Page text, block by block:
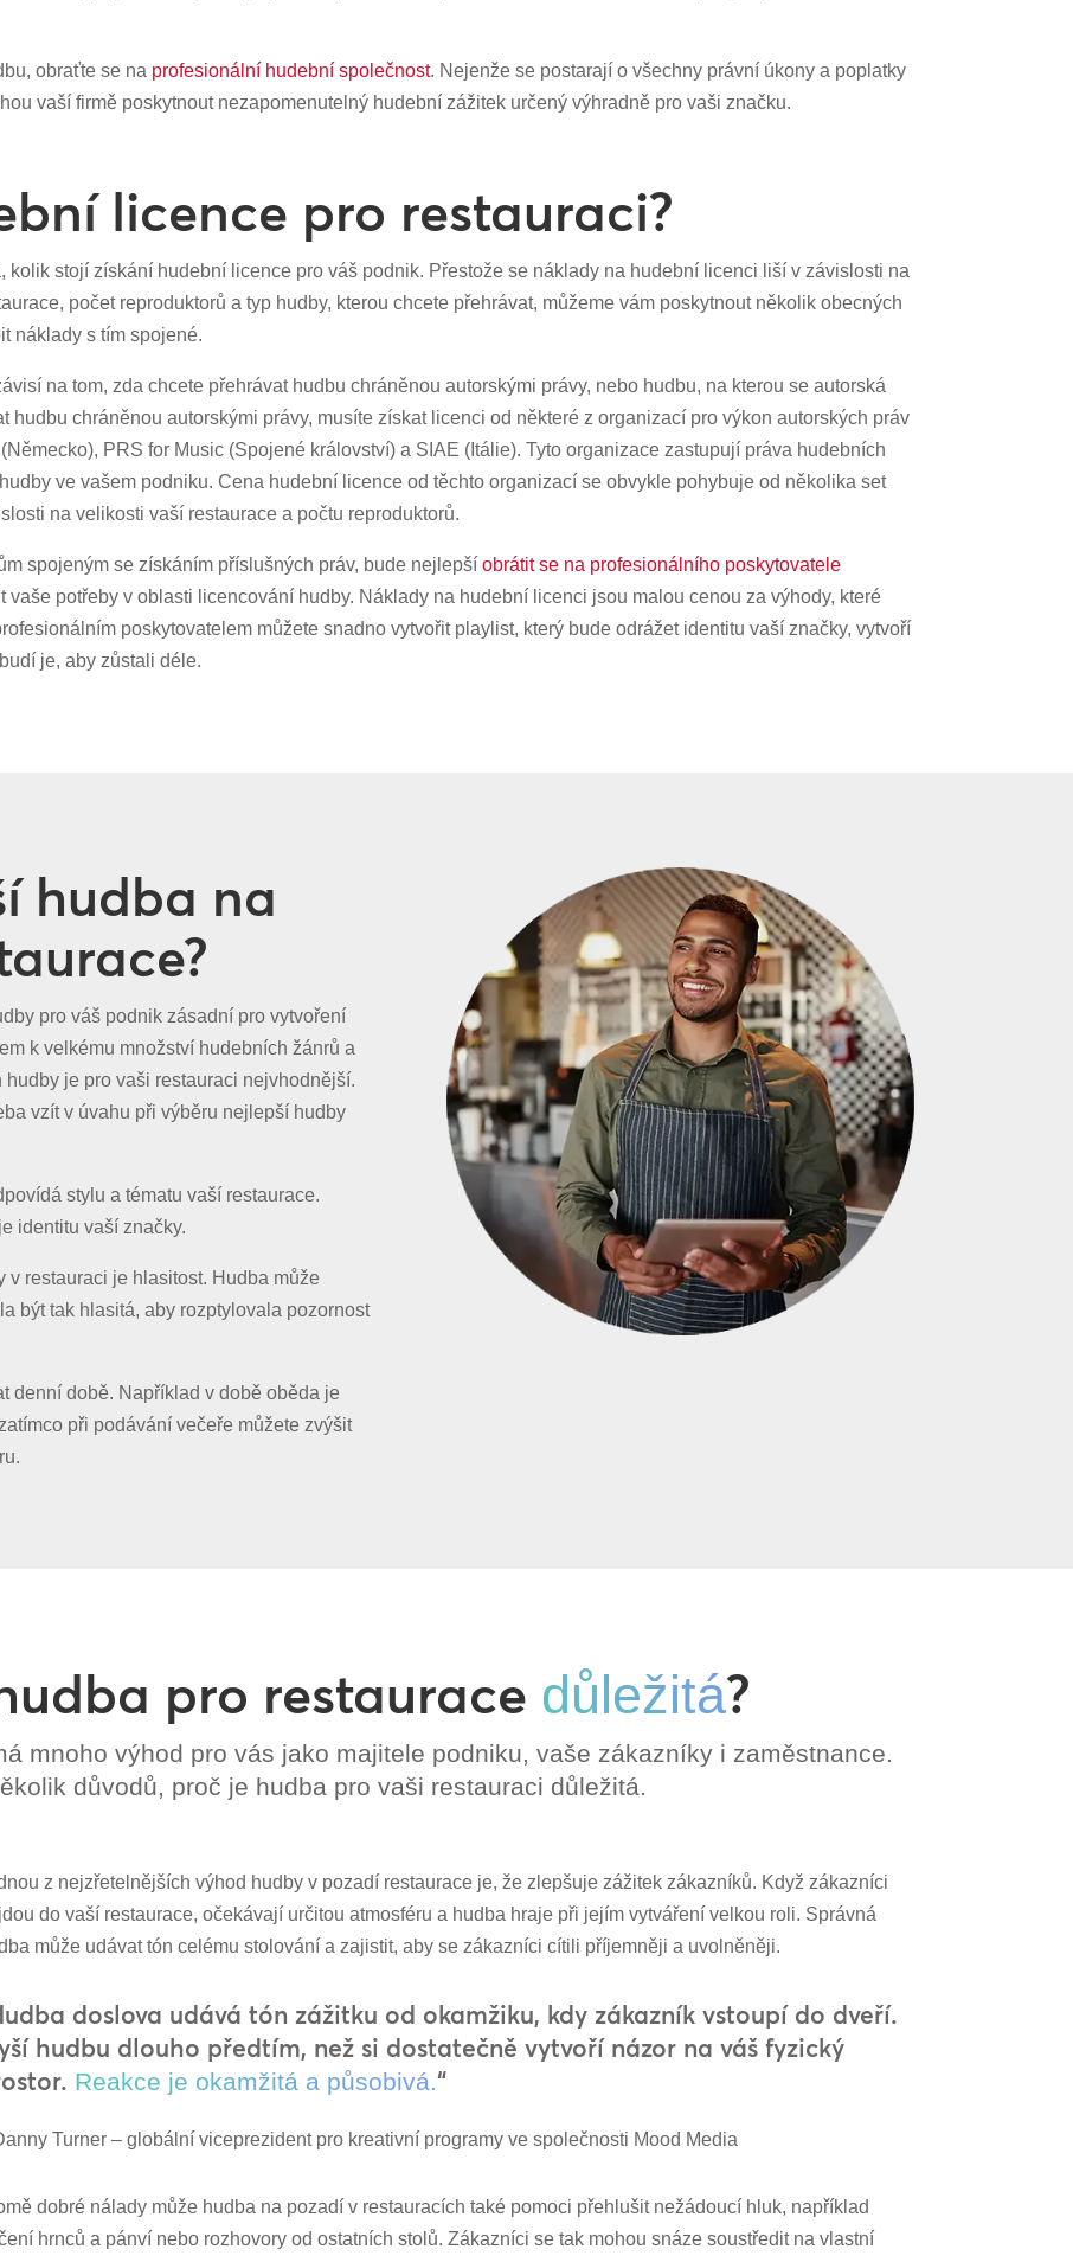
obraťte se na profesionální hudební společnost. Nejenže se postarají o všechny právní úkony a poplatky
vaší firmě poskytnout nezapomenutelný hudební zážitek určený výhradně pro vaši značku.
licence pro restauraci?
kolik stojí získání hudební licence pro váš podnik. Přestože se náklady na hudební licenci liší v závislosti na
počet reproduktorů a typ hudby, kterou chcete přehrávat, můžeme vám poskytnout několik obecných
náklady s tím spojené.
na tom, zda chcete přehrávat hudbu chráněnou autorskými právy, nebo hudbu, na kterou se autorská
hudbu chráněnou autorskými právy, musíte získat licenci od některé z organizací pro výkon autorských práv
PRS for Music (Spojené království) a SIAE (Itálie). Tyto organizace zastupují práva hudebních
ve vašem podniku. Cena hudební licence od těchto organizací se obvykle pohybuje od několika set
na velikosti vaší restaurace a počtu reproduktorů.
spojeným se získáním příslušných práv, bude nejlepšíobrátit se na profesionálního poskytovatele
vaše potřeby v oblasti licencování hudby. Náklady na hudební licenci jsou malou cenou za výhody, které
poskytovatelem můžete snadno vytvořit playlist, který bude odrážet identitu vaší značky, vytvoří
je, aby zůstali déle.
hudba na
pro váš podnik zásadní pro vytvoření
k velkému množství hudebních žánrů a
je pro vaši restauraci nejvhodnější.
vzít v úvahu při výběru nejlepší hudby
stylu a tématu vaší restaurace.
identitu vaší značky.
v restauraci je hlasitost. Hudba může
být tak hlasitá, aby rozptylovala pozornost
denní době. Například v době oběda je
při podávání večeře můžete zvýšit
pro restaurace důležitá?
mnoho výhod pro vás jako majitele podniku, vaše zákazníky i zaměstnance.
důvodů, proč je hudba pro vaši restauraci důležitá.
z nejzřetelnějších výhod hudby v pozadí restaurace je, že zlepšuje zážitek zákazníků. Když zákazníci
do vaší restaurace, očekávají určitou atmosféru a hudba hraje při jejím vytváření velkou roli. Správná
může udávat tón celému stolování a zajistit, aby se zákazníci cítili příjemněji a uvolněněji.
doslova udává tón zážitku od okamžiku, kdy zákazník vstoupí do dveří.
hudbu dlouho předtím, než si dostatečně vytvoří názor na váš fyzický
Reakce je okamžitá a působivá.“
Turner – globální viceprezident pro kreativní programy ve společnosti Mood Media
dobré nálady může hudba na pozadí v restauracích také pomoci přehlušit nežádoucí hluk, například
hrnců a pánví nebo rozhovory od ostatních stolů. Zákazníci se tak mohou snáze soustředit na vlastní